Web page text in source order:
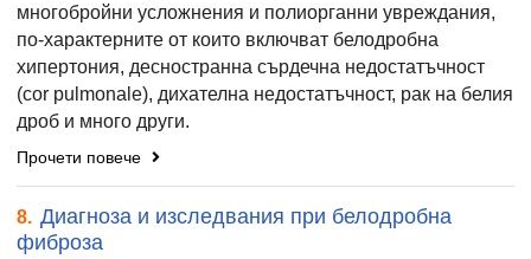
многобройни усложнения и полиорганни увреждания,
по-характерните от които включват белодробна
хипертония, десностранна сърдечна недостатъчност
(cor pulmonale), дихателна недостатъчност, рак на белия
дроб и много други.
Прочети повече
8. Диагноза и изследвания при белодробна
фиброза